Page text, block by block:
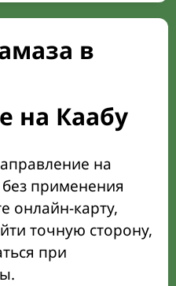
в
на Каабу
на
применения
онлайн-карту,
точную сторону,
при